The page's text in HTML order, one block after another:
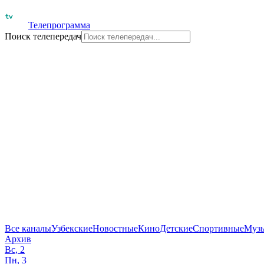
Телепрограмма
Поиск телепередач
Все каналыУзбекскиеНовостныеКиноДетскиеСпортивные
Архив
Вс, 2
Пн, 3